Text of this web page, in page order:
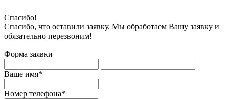
Спасибо!
Спасибо, что оставили заявку. Мы обработаем Вашу заявку и
обязательно перезвоним!
Форма заявки
Ваше имя*
Номер телефона*